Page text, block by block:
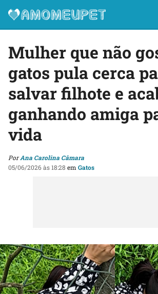
Mulher que não
gatos pula cerca
salvar filhote e
ganhando amiga
vida
PorAna Carolina Câmara
05/06/2026 às 18:28 em Gatos